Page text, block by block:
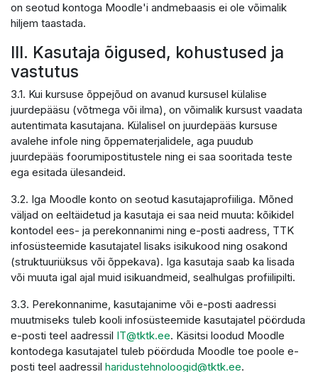
on seotud kontoga Moodle'i andmebaasis ei ole võimalik
hiljem taastada.
III. Kasutaja õigused, kohustused ja
vastutus
3.1. Kui kursuse õppejõud on avanud kursusel külalise
juurdepääsu (võtmega või ilma), on võimalik kursust vaadata
autentimata kasutajana. Külalisel on juurdepääs kursuse
avalehe infole ning õppematerjalidele, aga puudub
juurdepääs foorumipostitustele ning ei saa sooritada teste
ega esitada ülesandeid.
3.2. Iga Moodle konto on seotud kasutajaprofiiliga. Mõned
väljad on eeltäidetud ja kasutaja ei saa neid muuta: kõikidel
kontodel ees- ja perekonnanimi ning e-posti aadress, TTK
infosüsteemide kasutajatel lisaks isikukood ning osakond
(struktuuriüksus või õppekava). Iga kasutaja saab ka lisada
või muuta igal ajal muid isikuandmeid, sealhulgas profiilipilti.
3.3. Perekonnanime, kasutajanime või e-posti aadressi
muutmiseks tuleb kooli infosüsteemide kasutajatel pöörduda
e-posti teel aadressil IT@tktk.ee. Käsitsi loodud Moodle
kontodega kasutajatel tuleb pöörduda Moodle toe poole e-
posti teel aadressil haridustehnoloogid@tktk.ee.